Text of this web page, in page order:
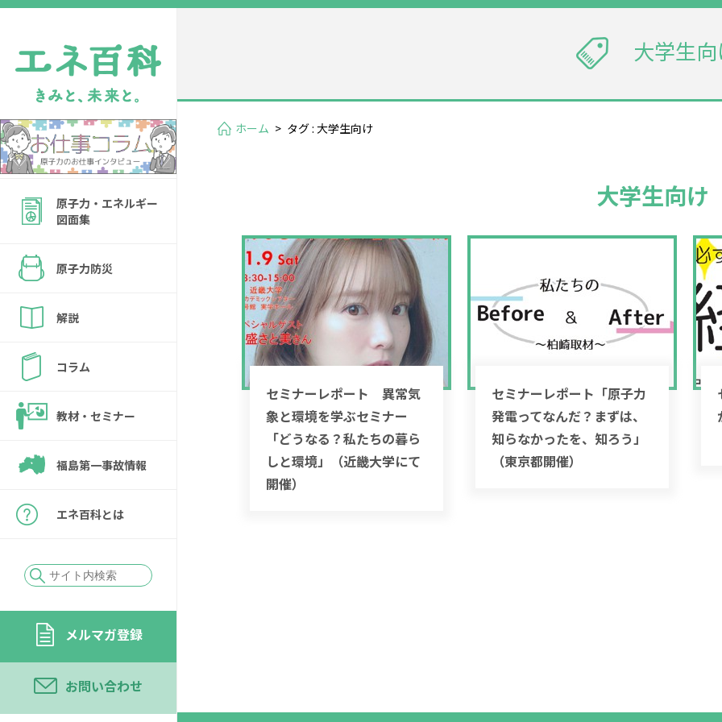
原子力・エネルギー
図面集
原子力防災
解説
コラム
教材・セミナー
福島第一事故情報
エネ百科とは
メルマガ登録
お問い合わせ
大学生
ホーム > タグ : 大学生向け
大学生向け
セミナーレポート 異常気
象と環境を学ぶセミナー
「どうなる？私たちの暮ら
しと環境」（近畿大学にて
開催）
セミナーレポート「原子力
発電ってなんだ？まずは、
知らなかったを、知ろう」
（東京都開催）